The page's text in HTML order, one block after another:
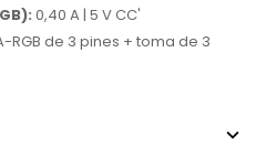
0,40 A | 5 V CC'
RGB de 3 pines + toma de 3